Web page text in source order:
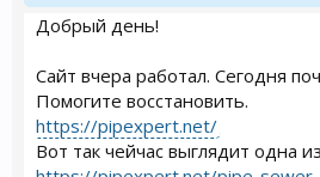
Добрый день!
Сайт вчера работал. Сегодня
Помогите восстановить.
https://pipexpert.net/
Вот так чейчас выглядит одна